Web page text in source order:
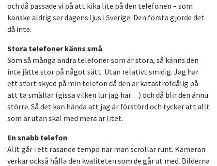
och då passade vi på att kika lite på den telefonen – som
kanske aldrig ser dagens ljus i Sverige. Den första gjorde det
då inte.
Stora telefoner känns små
Som så många andra telefoner som är stora, så känns den
inte jätte stor på något sätt. Utan relativt smidig. Jag har
ett stort skydd på min telefon då den är katastrofdålig på
att ta smällar (gissa vilken lur jag har…) och då blir den ännu
större. Så det kan hända att jag är förstörd och tycker att allt
som är utan skal med mera är litet.
En snabb telefon
Allt går i ett rasande tempo när man scrollar runt. Kameran
verkar också hålla den kvaliteten som de går ut med. Bilderna